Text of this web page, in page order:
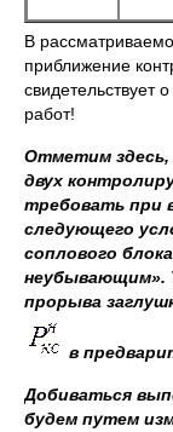
В
приближение
свидетельствует
работ!
Отметим здесь,
двух
требовать при
следующего
соплового
неубывающим».
прорыва
в
Добиваться
будем путем